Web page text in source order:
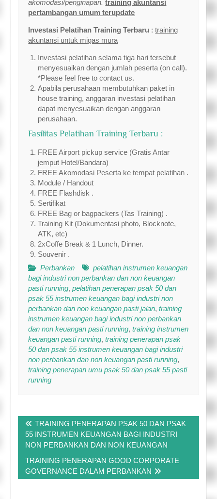
akomodasi/penginapan.training akuntansi
pertambangan umum terupdate
Investasi Pelatihan Training Terbaru :training
akuntansi untuk migas mura
Investasi pelatihan selama tiga hari tersebut
menyesuaikan dengan jumlah peserta (on call).
*Please feel free to contact us.
Apabila perusahaan membutuhkan paket in
house training, anggaran investasi pelatihan
dapat menyesuaikan dengan anggaran
perusahaan.
Fasilitas Pelatihan Training Terbaru :
FREE Airport pickup service (Gratis Antar
jemput Hotel/Bandara)
FREE Akomodasi Peserta ke tempat pelatihan .
Module / Handout
FREE Flashdisk .
Sertifikat
FREE Bag or bagpackers (Tas Training) .
Training Kit (Dokumentasi photo, Blocknote,
ATK, etc)
2xCoffe Break & 1 Lunch, Dinner.
Souvenir .
Perbankan
pelatihan instrumen keuangan
bagi industri non perbankan dan non keuangan
pasti running,pelatihan penerapan psak 50 dan
psak 55 instrumen keuangan bagi industri non
perbankan dan non keuangan pasti jalan,training
instrumen keuangan bagi industri non perbankan
dan non keuangan pasti running,training instrumen
keuangan pasti running,training penerapan psak
50 dan psak 55 instrumen keuangan bagi industri
non perbankan dan non keuangan pasti running,
training penerapan umu psak 50 dan psak 55 pasti
running
navigation
TRAINING PENERAPAN PSAK 50 DAN PSAK
55 INSTRUMEN KEUANGAN BAGI INDUSTRI
NON PERBANKAN DAN NON KEUANGAN
TRAINING PENERAPAN GOOD CORPORATE
GOVERNANCE DALAM PERBANKAN